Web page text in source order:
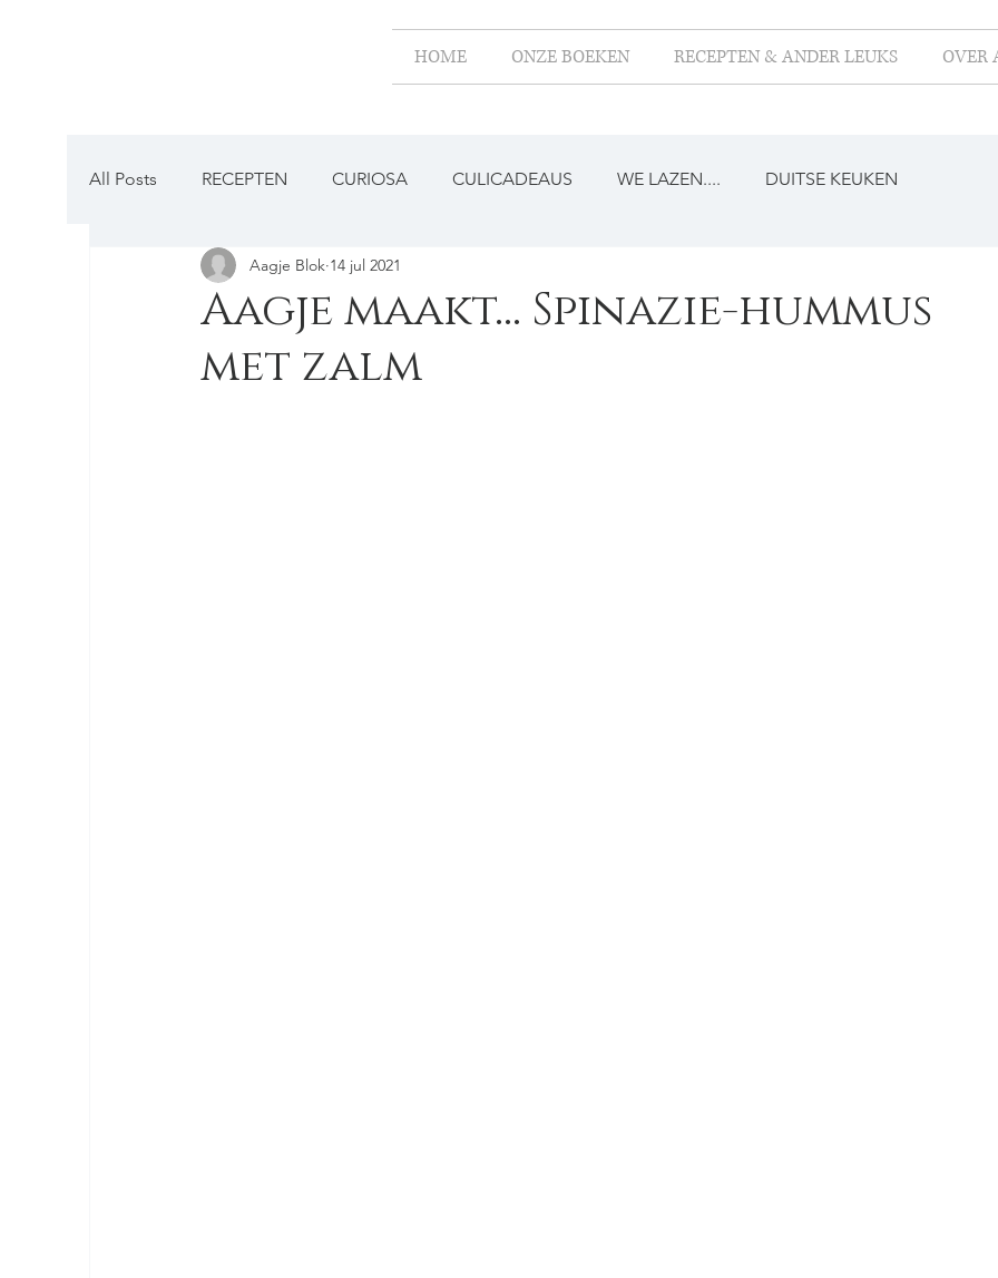
HOME ONZE BOEKEN RECEPTEN & ANDER LEUKS OVER
All Posts RECEPTEN CURIOSA CULICADEAUS WE LAZEN.... DUITSE KEUKEN
BESTAAT DAT NOG?
Aagje maakt... Spinazie-hummus
met zalm
Aagje Blok 14 jul 2021